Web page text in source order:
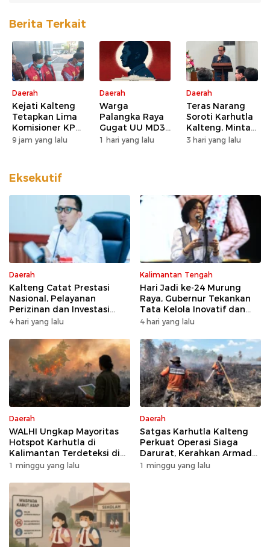
Berita Terkait
Daerah
Kejati Kalteng
Tetapkan Lima
Komisioner KPU
Kotim sebagai
9 jam yang lalu
Daerah
Warga
Palangka Raya
Gugat UU MD3
dan UU P3 ke
1 hari yang lalu
Daerah
Teras Narang
Soroti Karhutla
Kalteng, Minta
Pengawasan
3 hari yang lalu
Eksekutif
Daerah
Kalteng Catat Prestasi
Nasional, Pelayanan
Perizinan dan Investasi
Raih Predikat Sangat Baik
4 hari yang lalu
Kalimantan Tengah
Hari Jadi ke-24 Murung
Raya, Gubernur Tekankan
Tata Kelola Inovatif dan
Kesiapsiagaan Karhutla
4 hari yang lalu
Daerah
WALHI Ungkap Mayoritas
Hotspot Karhutla di
Kalimantan Terdeteksi di
Area Konsesi
1 minggu yang lalu
Daerah
Satgas Karhutla Kalteng
Perkuat Operasi Siaga
Darurat, Kerahkan Armada
Udara dan Darat
1 minggu yang lalu